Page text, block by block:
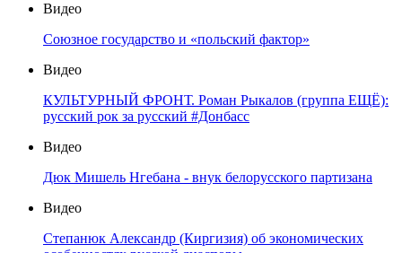
Видео
Союзное государство и «польский фактор»
Видео
КУЛЬТУРНЫЙ ФРОНТ. Роман Рыкалов (группа ЕЩЁ):
русский рок за русский #Донбасс
Видео
Дюк Мишель Нгебана - внук белорусского партизана
Видео
Степанюк Александр (Киргизия) об экономических